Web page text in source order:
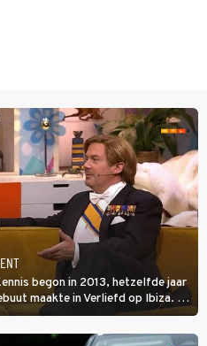
begon in 2013, hetzelfde jaar
maakte in Verliefd op Ibiza. In
wat ze nog meer weten van het
waren.